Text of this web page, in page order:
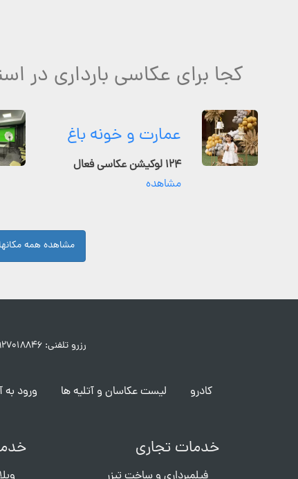
کجا برای عکاسی بارداری در
عمارت و خونه باغ
۱۲۴ لوکیشن عکاسی فعال
مشاهده
مشاهده همه مکانها
رزرو تلفنی: ۰۹۹۲۷۰۱۸۸۴۶
کادرو لیست عکاسان و آتلیه ها ورود به
خدمات تجاری